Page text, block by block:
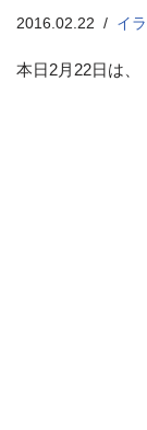
2016.02.22 イ
本日2月22日は、